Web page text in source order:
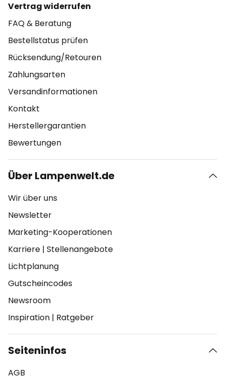
Vertrag widerrufen
FAQ & Beratung
Bestellstatus prüfen
Rücksendung/Retouren
Zahlungsarten
Versandinformationen
Kontakt
Herstellergarantien
Bewertungen
Über Lampenwelt.de
Wir über uns
Newsletter
Marketing-Kooperationen
Karriere | Stellenangebote
Lichtplanung
Gutscheincodes
Newsroom
Inspiration | Ratgeber
Seiteninfos
AGB